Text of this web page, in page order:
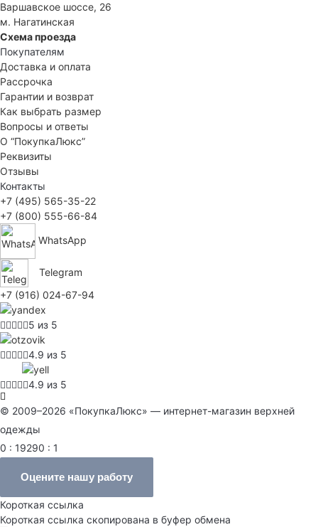
Варшавское шоссе, 26
м. Нагатинская
Схема проезда
Покупателям
Доставка и оплата
Рассрочка
Гарантии и возврат
Как выбрать размер
Вопросы и ответы
О “ПокупкаЛюкс”
Реквизиты
Отзывы
Контакты
+7 (495) 565-35-22
+7 (800) 555-66-84
WhatsApp
Telegram
+7 (916) 024-67-94
5 из 5
4.9 из 5
4.9 из 5
© 2009–2026 «ПокупкаЛюкс» — интернет-магазин верхней
одежды
0 : 19290 : 1
Оцените нашу работу
Короткая ссылка
Короткая ссылка скопирована в буфер обмена